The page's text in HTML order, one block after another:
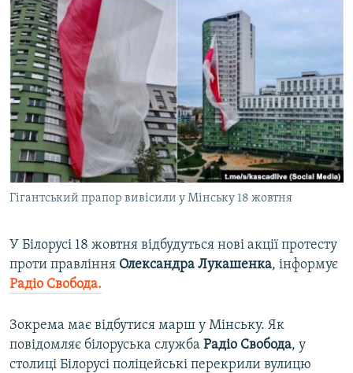
до
пошуку
ПОГЛЯД
ІНТЕРВ'Ю
ВСЕ ЗА ДЕНЬ
СПЕЦПРОЕКТИ
ДЕПОРТАЦІЯ
ВІДЕОУРОКИ «ELIFBE»
СВІДЧЕННЯ ОКУПАЦІЇ
УКРАЇНСЬКА ПРОБЛЕМА КРИМУ
ЯК ОБІЙТИ БЛОКУВАННЯ
Русский
Qırımtatar
Гігантський прапор вивісили у Мінську 18 жовтня
У Білорусі 18 жовтня відбудуться нові акції протесту
проти правління Олександра Лукашенка, інформує
Радіо Свобода.
Зокрема має відбутися марш у Мінську. Як
повідомляє білоруська служба Радіо Свобода, у
столиці Білорусі поліцейські перекрили вулицю